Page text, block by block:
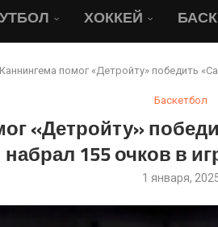
ХОККЕЙ
помог «Детройту» победить
Баскетбол
«Детройту»
набрал 155 очков в
1 января,